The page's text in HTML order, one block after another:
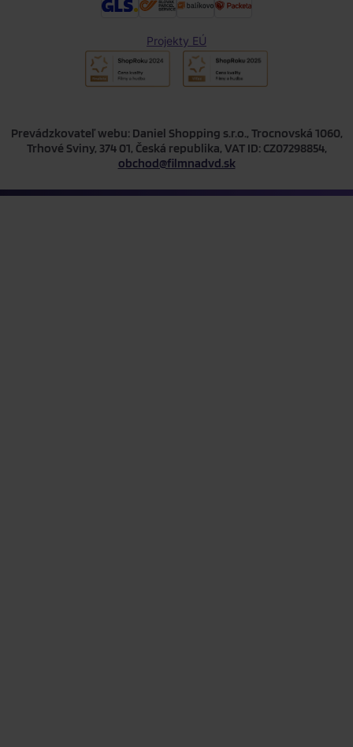
Projekty EÚ
Prevádzkovateľ webu: Daniel Shopping s.r.o., Trocnovská 1060,
Trhové Sviny, 374 01, Česká republika, VAT ID: CZ07298854,
obchod@filmnadvd.sk